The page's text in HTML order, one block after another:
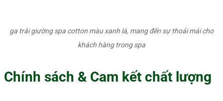
ga trải giường spa cotton màu xanh lá, mang đến sự thoải mái cho
khách hàng trong spa
Chính sách & Cam kết chất lượng